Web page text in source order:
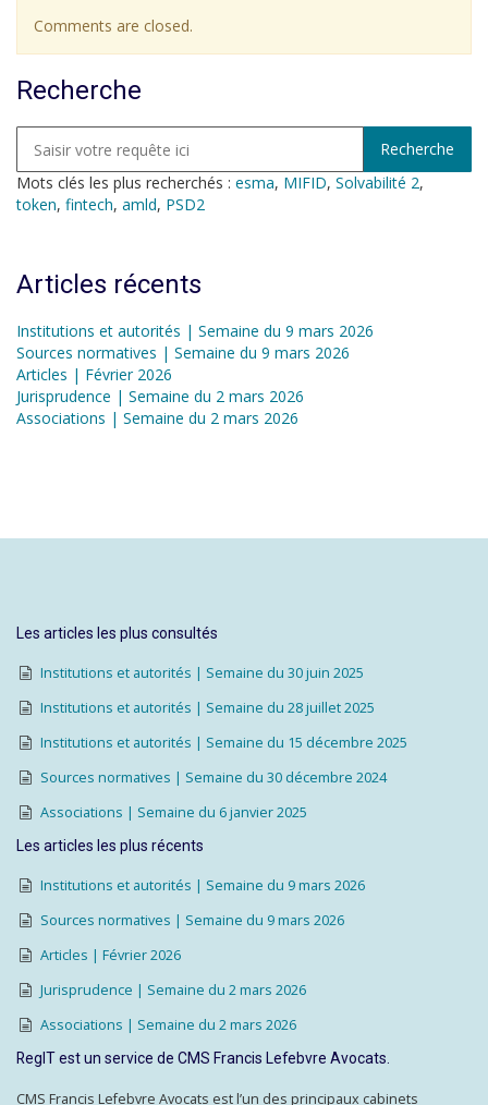
Comments are closed.
Recherche
Mots clés les plus recherchés : esma, MIFID, Solvabilité 2,
token, fintech, amld, PSD2
Articles récents
Institutions et autorités | Semaine du 9 mars 2026
Sources normatives | Semaine du 9 mars 2026
Articles | Février 2026
Jurisprudence | Semaine du 2 mars 2026
Associations | Semaine du 2 mars 2026
Les articles les plus consultés
Institutions et autorités | Semaine du 30 juin 2025
Institutions et autorités | Semaine du 28 juillet 2025
Institutions et autorités | Semaine du 15 décembre 2025
Sources normatives | Semaine du 30 décembre 2024
Associations | Semaine du 6 janvier 2025
Les articles les plus récents
Institutions et autorités | Semaine du 9 mars 2026
Sources normatives | Semaine du 9 mars 2026
Articles | Février 2026
Jurisprudence | Semaine du 2 mars 2026
Associations | Semaine du 2 mars 2026
RegIT est un service de CMS Francis Lefebvre Avocats.
CMS Francis Lefebvre Avocats est l’un des principaux cabinets